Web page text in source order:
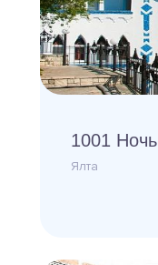
1001 Ночь
Ялта